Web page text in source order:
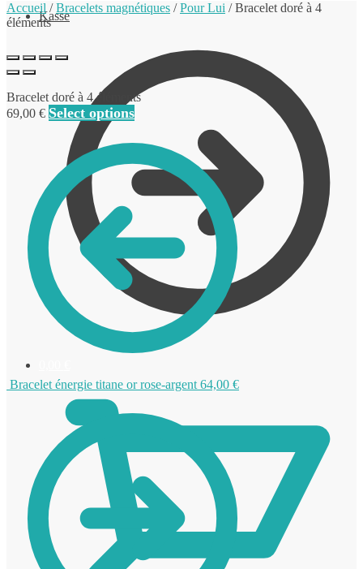
Kasse
Accueil /Bracelets magnétiques /Pour Lui /Bracelet doré à 4
éléments
Bracelet doré à 4 éléments
69,00 € Select options
Bracelet énergie titane or rose-argent 64,00 €